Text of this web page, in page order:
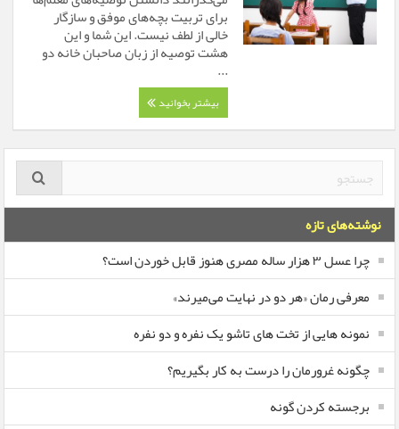
برای تربیت بچه‌های موفق و سازگار
خالی از لطف نیست. این شما و این
هشت توصیه از زبان صاحبان خانه دو
...
بیشتر بخوانید
نوشته‌های تازه
چرا عسل ۳ هزار ساله‌ مصری هنوز قابل خوردن است؟
معرفی رمان «هر دو در نهایت می‌میرند»
نمونه هایی از تخت های تاشو یک نفره و دو نفره
چگونه غرورمان را درست به کار بگیریم؟
برجسته کردن گونه